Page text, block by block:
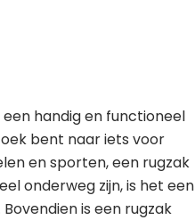
handig en functioneel
bent naar iets voor
en sporten, een rugzak
onderweg zijn, is het een
is een rugzak